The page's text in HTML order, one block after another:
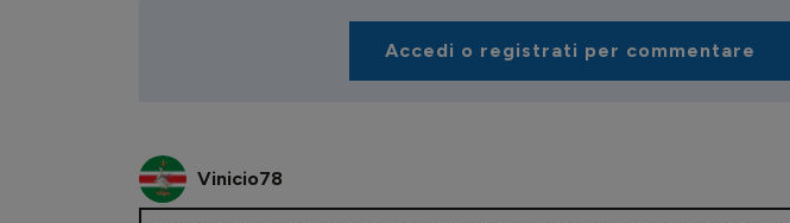
Accedi o registrati per commentare
Vinicio78